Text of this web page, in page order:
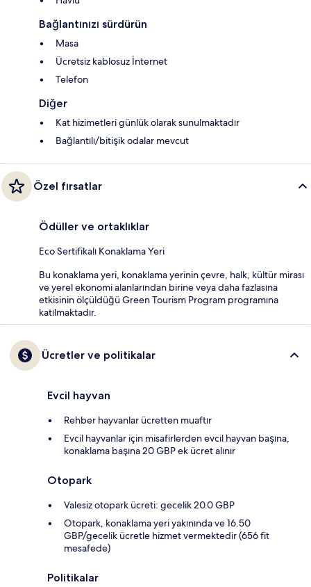
Bağlantınızı sürdürün
Masa
Ücretsiz kablosuz İnternet
Telefon
Diğer
Kat hizimetleri günlük olarak sunulmaktadır
Bağlantılı/bitişik odalar mevcut
Özel fırsatlar
Ödüller ve ortaklıklar
Eco Sertifikalı Konaklama Yeri
Bu konaklama yeri, konaklama yerinin çevre, halk, kültür mirası
ve yerel ekonomi alanlarından birine veya daha fazlasına
etkisinin ölçüldüğü Green Tourism Program programına
katılmaktadır.
Ücretler ve politikalar
Evcil hayvan
Rehber hayvanlar ücretten muaftır
Evcil hayvanlar için misafirlerden evcil hayvan başına,
konaklama başına 20 GBP ek ücret alınır
Otopark
Valesiz otopark ücreti: gecelik 20.0 GBP
Otopark, konaklama yeri yakınında ve 16.50
GBP/gecelik ücretle hizmet vermektedir (656 fit
mesafede)
Politikalar